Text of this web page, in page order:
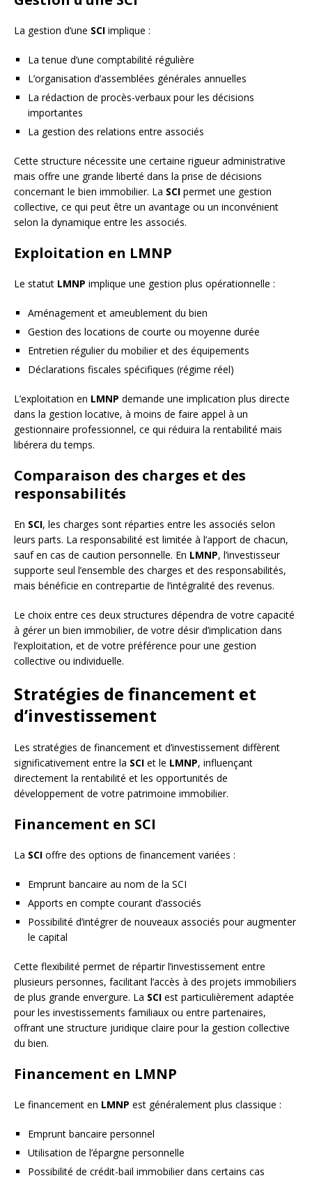
La gestion d’une SCI implique :
La tenue d’une comptabilité régulière
L’organisation d’assemblées générales annuelles
La rédaction de procès-verbaux pour les décisions
importantes
La gestion des relations entre associés
Cette structure nécessite une certaine rigueur administrative
mais offre une grande liberté dans la prise de décisions
concernant le bien immobilier. La SCI permet une gestion
collective, ce qui peut être un avantage ou un inconvénient
selon la dynamique entre les associés.
Exploitation en LMNP
Le statut LMNP implique une gestion plus opérationnelle :
Aménagement et ameublement du bien
Gestion des locations de courte ou moyenne durée
Entretien régulier du mobilier et des équipements
Déclarations fiscales spécifiques (régime réel)
L’exploitation en LMNP demande une implication plus directe
dans la gestion locative, à moins de faire appel à un
gestionnaire professionnel, ce qui réduira la rentabilité mais
libérera du temps.
Comparaison des charges et des
responsabilités
En SCI, les charges sont réparties entre les associés selon
leurs parts. La responsabilité est limitée à l’apport de chacun,
sauf en cas de caution personnelle. En LMNP, l’investisseur
supporte seul l’ensemble des charges et des responsabilités,
mais bénéficie en contrepartie de l’intégralité des revenus.
Le choix entre ces deux structures dépendra de votre capacité
à gérer un bien immobilier, de votre désir d’implication dans
l’exploitation, et de votre préférence pour une gestion
collective ou individuelle.
Stratégies de financement et
d’investissement
Les stratégies de financement et d’investissement diffèrent
significativement entre la SCI et le LMNP, influençant
directement la rentabilité et les opportunités de
développement de votre patrimoine immobilier.
Financement en SCI
La SCI offre des options de financement variées :
Emprunt bancaire au nom de la SCI
Apports en compte courant d’associés
Possibilité d’intégrer de nouveaux associés pour augmenter
le capital
Cette flexibilité permet de répartir l’investissement entre
plusieurs personnes, facilitant l’accès à des projets immobiliers
de plus grande envergure. La SCI est particulièrement adaptée
pour les investissements familiaux ou entre partenaires,
offrant une structure juridique claire pour la gestion collective
du bien.
Financement en LMNP
Le financement en LMNP est généralement plus classique :
Emprunt bancaire personnel
Utilisation de l’épargne personnelle
Possibilité de crédit-bail immobilier dans certains cas